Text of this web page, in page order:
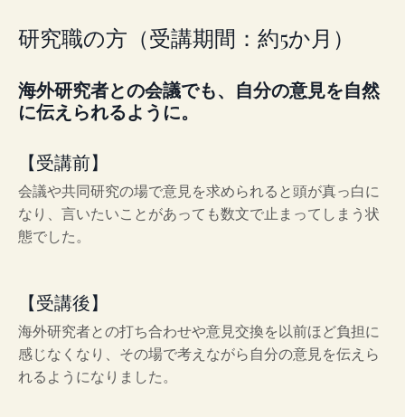
研究職の方（受講期間：約5か月）
海外研究者との会議でも、自分の意見を自然
に伝えられるように。
【受講前】
会議や共同研究の場で意見を求められると頭が真っ白に
なり、言いたいことがあっても数文で止まってしまう状
態でした。
【受講後】
海外研究者との打ち合わせや意見交換を以前ほど負担に
感じなくなり、その場で考えながら自分の意見を伝えら
れるようになりました。